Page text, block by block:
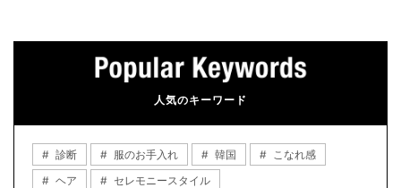
人気のキーワード
診断 服のお手入れ 韓国
こなれ感
ヘア
セレモニースタイル